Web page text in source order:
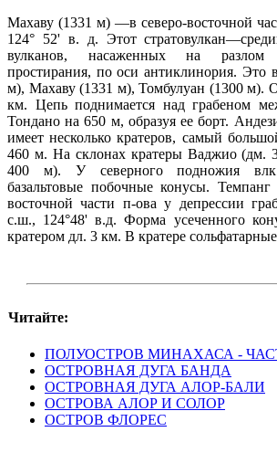
Махаву (1331 м) —в северо-восточной
124° 52' в. д. Этот
вулканов, насаженных на разлом
простирания, по оси антиклинория. Это
м), Махаву (1331 м), Томбулуан (1300 м).
км. Цепь поднимается над грабеном
Тондано на 650 м, образуя ее борт.
имеет несколько кратеров, самый
460 м. На склонах кратеры Ваджио (дм.
400 м). У северного подножия влк.
базальтовые побочные конусы.
восточной части п-ова у депрессии
с.ш., 124°48' в.д. Форма усеченного
кратером дл. 3 км. В кратере
Читайте:
ПОЛУОСТРОВ МИНАХАСА -
ОСТРОВНАЯ ДУГА БАНДА
ОСТРОВНАЯ ДУГА АЛОР-БАЛИ
ОСТРОВА АЛОР И СОЛОР
ОСТРОВ ФЛОРЕС